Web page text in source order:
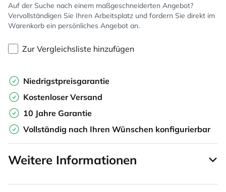
Auf der Suche nach einem maßgeschneiderten Angebot?
Vervollständigen Sie Ihren Arbeitsplatz und fordern Sie direkt im
Warenkorb ein persönliches Angebot an.
Zur Vergleichsliste hinzufügen
Niedrigstpreisgarantie
Kostenloser Versand
10 Jahre Garantie
Vollständig nach Ihren Wünschen konfigurierbar
Weitere Informationen